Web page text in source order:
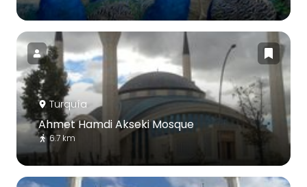
Turquía
Ahmet Hamdi Akseki Mosque
6.7 km